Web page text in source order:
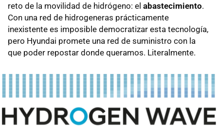
reto de la movilidad de hidrógeno: el abastecimiento.
Con una red de hidrogeneras prácticamente
inexistente es imposible democratizar esta tecnología,
pero Hyundai promete una red de suministro con la
que poder repostar donde queramos. Literalmente.